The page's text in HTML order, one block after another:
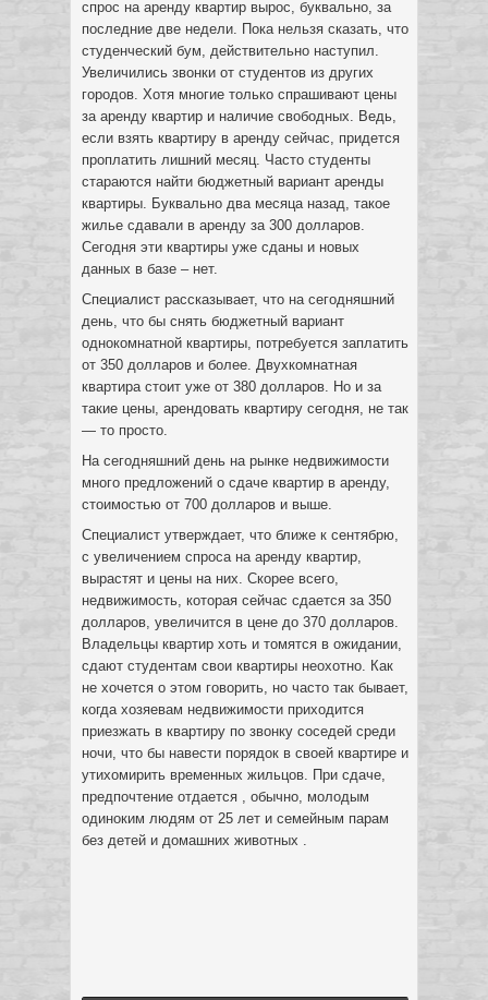
спрос на аренду квартир вырос, буквально, за
последние две недели. Пока нельзя сказать, что
студенческий бум, действительно наступил.
Увеличились звонки от студентов из других
городов. Хотя многие только спрашивают цены
за аренду квартир и наличие свободных. Ведь,
если взять квартиру в аренду сейчас, придется
проплатить лишний месяц. Часто студенты
стараются найти бюджетный вариант аренды
квартиры. Буквально два месяца назад, такое
жилье сдавали в аренду за 300 долларов.
Сегодня эти квартиры уже сданы и новых
данных в базе – нет.
Специалист рассказывает, что на сегодняшний
день, что бы снять бюджетный вариант
однокомнатной квартиры, потребуется заплатить
от 350 долларов и более. Двухкомнатная
квартира стоит уже от 380 долларов. Но и за
такие цены, арендовать квартиру сегодня, не так
— то просто.
На сегодняшний день на рынке недвижимости
много предложений о сдаче квартир в аренду,
стоимостью от 700 долларов и выше.
Специалист утверждает, что ближе к сентябрю,
с увеличением спроса на аренду квартир,
вырастят и цены на них. Скорее всего,
недвижимость, которая сейчас сдается за 350
долларов, увеличится в цене до 370 долларов.
Владельцы квартир хоть и томятся в ожидании,
сдают студентам свои квартиры неохотно. Как
не хочется о этом говорить, но часто так бывает,
когда хозяевам недвижимости приходится
приезжать в квартиру по звонку соседей среди
ночи, что бы навести порядок в своей квартире и
утихомирить временных жильцов. При сдаче,
предпочтение отдается , обычно, молодым
одиноким людям от 25 лет и семейным парам
без детей и домашних животных .